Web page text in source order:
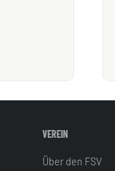
VEREIN
Über den FSV